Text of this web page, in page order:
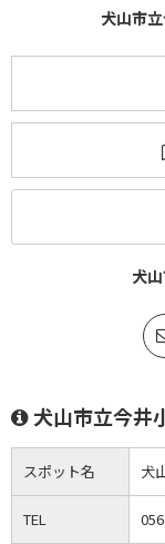
犬山市
犬
犬山市立今井
スポット名 犬
TEL